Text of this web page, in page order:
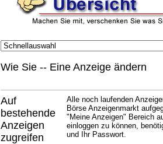
Wie Sie -- Eine Anzeige ändern
Auf
bestehende
Anzeigen
zugreifen
Alle noch laufenden
Börse Anzeigenmarkt
"Meine Anzeigen" Bereich
einloggen zu können,
und Ihr Passwort.